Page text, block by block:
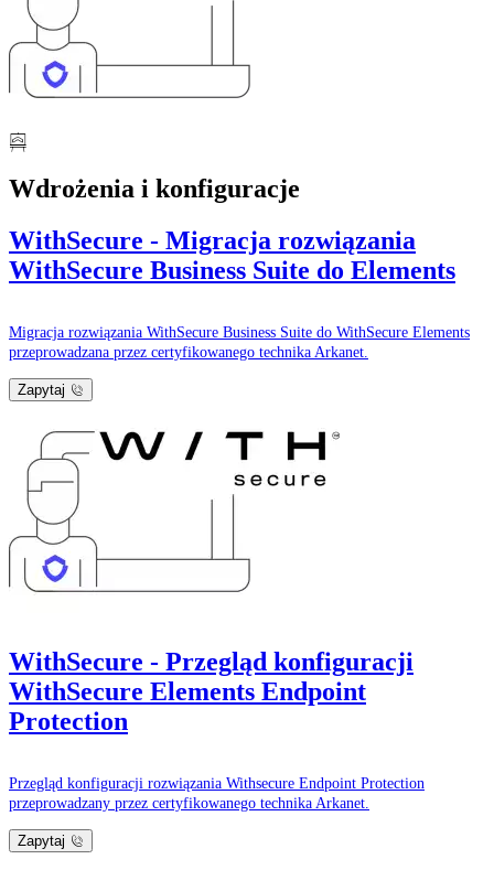
Wdrożenia i konfiguracje
WithSecure - Migracja rozwiązania
WithSecure Business Suite do Elements
Migracja rozwiązania WithSecure Business Suite do WithSecure Elements
przeprowadzana przez certyfikowanego technika Arkanet.
Zapytaj
WithSecure - Przegląd konfiguracji
WithSecure Elements Endpoint
Protection
Przegląd konfiguracji rozwiązania Withsecure Endpoint Protection
przeprowadzany przez certyfikowanego technika Arkanet.
Zapytaj